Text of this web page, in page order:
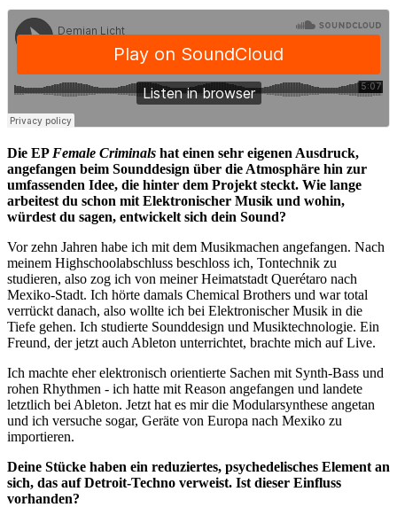
Die EPFemale Criminals hat einen sehr eigenen Ausdruck,
angefangen beim Sounddesign über die Atmosphäre hin zur
umfassenden Idee, die hinter dem Projekt steckt. Wie lange
arbeitest du schon mit Elektronischer Musik und wohin,
würdest du sagen, entwickelt sich dein Sound?
Vor zehn Jahren habe ich mit dem Musikmachen angefangen. Nach
meinem Highschoolabschluss beschloss ich, Tontechnik zu
studieren, also zog ich von meiner Heimatstadt Querétaro nach
Mexiko-Stadt. Ich hörte damals Chemical Brothers und war total
verrückt danach, also wollte ich bei Elektronischer Musik in die
Tiefe gehen. Ich studierte Sounddesign und Musiktechnologie. Ein
Freund, der jetzt auch Ableton unterrichtet, brachte mich auf Live.
Ich machte eher elektronisch orientierte Sachen mit Synth-Bass und
rohen Rhythmen - ich hatte mit Reason angefangen und landete
letztlich bei Ableton. Jetzt hat es mir die Modularsynthese angetan
und ich versuche sogar, Geräte von Europa nach Mexiko zu
importieren.
Deine Stücke haben ein reduziertes, psychedelisches Element an
sich, das auf Detroit-Techno verweist. Ist dieser Einfluss
vorhanden?